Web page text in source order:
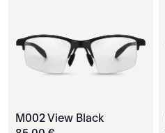
M002 View Black